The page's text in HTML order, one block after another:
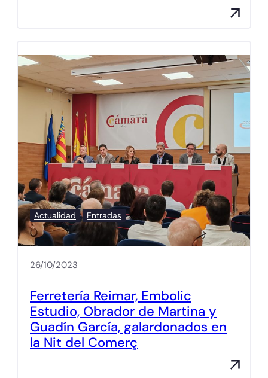
Actualidad Entradas
26/10/2023
Ferretería Reimar, Embolic
Estudio, Obrador de Martina y
Guadín García, galardonados en
la Nit del Comerç